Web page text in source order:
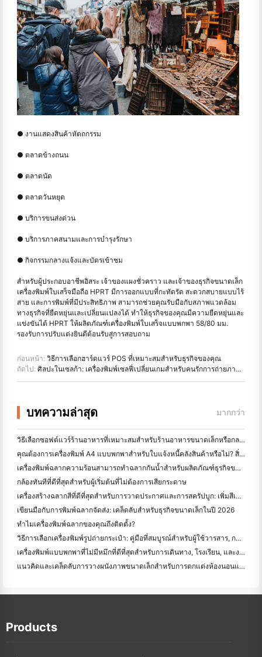
● งานแสดงสินค้าหัตถกรรม
● ตลาดข้างถนน
● ตลาดนัด
● ตลาดวันหยุด
● บริการขนส่งด่วน
● บริการภาคสนามและการบำรุงรักษา
● กิจกรรมกลางแจ้งและบัตรเข้าชม
สำหรับผู้ประกอบอาชีพอิสระ เจ้าของแผงชั่วคราว และเจ้าของธุรกิจขนาดเล็ก
เครื่องพิมพ์ใบเสร็จมือถือ HPRT มีการออกแบบที่กะทัดรัด สะดวกสบายแบบไร้
สาย และการพิมพ์ที่มีประสิทธิภาพ สามารถช่วยคุณรับมือกับสภาพแวดล้อม
ทางธุรกิจที่ยืดหยุ่นและเปลี่ยนแปลงได้ ทำให้ธุรกิจของคุณมีความยืดหยุ่นและ
แข่งขันได้ HPRT ให้ผลิตภัณฑ์เครื่องพิมพ์ใบเสร็จแบบพกพา 58/80 มม.
รองรับการปรับแต่งยินดีต้อนรับสู่การสอบถาม
ก่อนหน้า: วิธีการเลือกฮาร์ดแวร์ POS ที่เหมาะสมสำหรับธุรกิจของคุณ
ถัดไป: ศิลปะในเซลก้า: เครื่องพิมพ์เซลฟี่เปลี่ยนเกมสำหรับคนรักการถ่ายภาพได้อย่างไร
บทความล่าสุด มากกว่า
วิธีเลือกซอฟต์แวร์ร้านอาหารที่เหมาะสมสำหรับร้านอาหารขนาดเล็กหรือกลางของคุณ
คุณต้องการเครื่องพิมพ์ A4 แบบพกพาสำหรับใบแจ้งหนี้คลังสินค้าหรือไม่? สิ่งที่ทํางานจริง
เครื่องพิมพ์ฉลากความร้อนสามารถทำฉลากกันน้ำสำหรับผลิตภัณฑ์ธุรกิจขนาดเล็กได้หรือไม่?
กล้องทันทีที่ดีที่สุดสําหรับผู้เริ่มต้นที่ไม่ต้องการเสียกระดาษ
เครื่องสร้างฉลากสีที่ดีที่สุดสําหรับการวาดประกาศและการสครัปบูก: เพิ่มสีเพิ่มเติมในทุกหน้า
เขียนมือกับการพิมพ์ฉลากจัดส่ง: เคล็ดลับสําหรับธุรกิจขนาดเล็กในปี 2026
ทำไมเครื่องพิมพ์ฉลากของคุณถึงติดตั้ง?
วิธีการเลือกเครื่องพิมพ์รูปถ่ายกระเป๋า: คู่มือที่สมบูรณ์สําหรับผู้ใช้วารสาร, การเดินทาง, และ iPhone
เครื่องพิมพ์แบบพกพาที่ไม่มีหมึกที่ดีที่สุดสําหรับการเดินทาง, โรงเรียน, และงานมือถือ: Hanin MT620 Pro รีวิว
แนวคิดและเคล็ดลับการวางผนังภาพขนาดเล็กสำหรับการตกแต่งห้องนอนและห้องพัก
Products